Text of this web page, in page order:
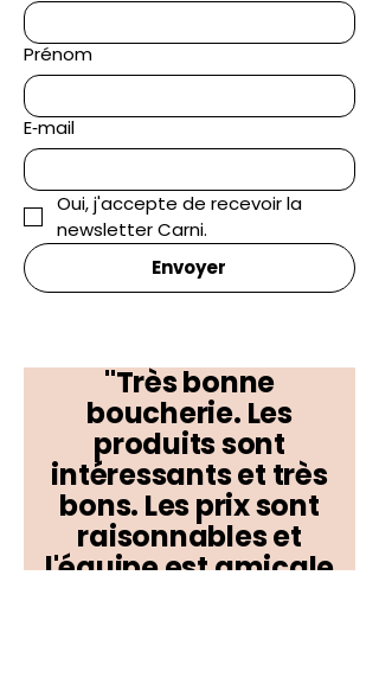
Prénom
E‑mail
Oui, j'accepte de recevoir la
newsletter Carni.
Envoyer
"Très bonne
boucherie. Les
produits sont
intéressants et très
bons. Les prix sont
raisonnables et
l'équipe est amicale